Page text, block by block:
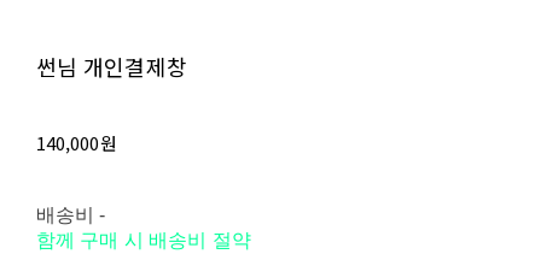
썬님 개인결제창
140,000원
배송비-
함께 구매 시 배송비 절약